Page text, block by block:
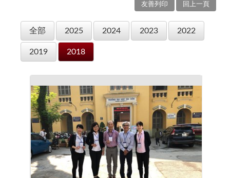
回上一頁
友善列印
全部 2025 2024 2023 2022
2019 2018